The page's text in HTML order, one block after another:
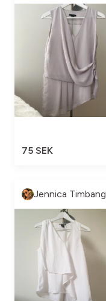
75 SEK
Jennica Timbang